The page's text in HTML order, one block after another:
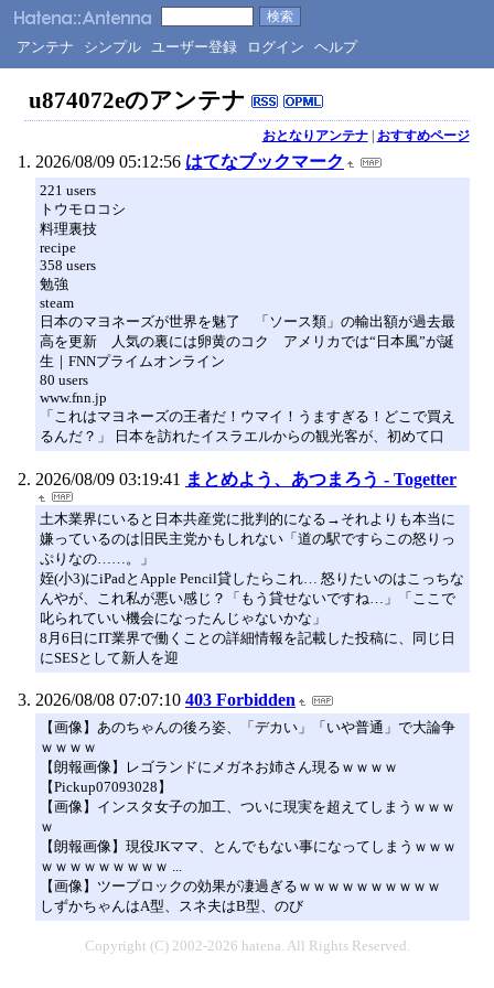
アンテナ シンプル ユーザー登録 ログイン ヘルプ
u874072eのアンテナ
おとなりアンテナ| おすすめページ
2026/08/09 05:12:56 はてなブックマーク
221 users
トウモロコシ
料理裏技
recipe
358 users
勉強
steam
日本のマヨネーズが世界を魅了 「ソース類」の輸出額が過去最
高を更新 人気の裏には卵黄のコク アメリカでは“日本風”が誕
生｜FNNプライムオンライン
80 users
www.fnn.jp
「これはマヨネーズの王者だ！ウマイ！うますぎる！どこで買え
るんだ？」 日本を訪れたイスラエルからの観光客が、初めて口
2026/08/09 03:19:41 まとめよう、あつまろう - Togetter
土木業界にいると日本共産党に批判的になる→それよりも本当に
嫌っているのは旧民主党かもしれない「道の駅ですらこの怒りっ
ぷりなの……。」
姪(小3)にiPadとApple Pencil貸したらこれ… 怒りたいのはこっちな
んやが、これ私が悪い感じ？「もう貸せないですね…」「ここで
叱られていい機会になったんじゃないかな」
8月6日にIT業界で働くことの詳細情報を記載した投稿に、同じ日
にSESとして新人を迎
2026/08/08 07:07:10 403 Forbidden
【画像】あのちゃんの後ろ姿、「デカい」「いや普通」で大論争
ｗｗｗｗ
【朗報画像】レゴランドにメガネお姉さん現るｗｗｗｗ
【Pickup07093028】
【画像】インスタ女子の加工、ついに現実を超えてしまうｗｗｗ
ｗ
【朗報画像】現役JKママ、とんでもない事になってしまうｗｗｗ
ｗｗｗｗｗｗｗｗｗ ...
【画像】ツーブロックの効果が凄過ぎるｗｗｗｗｗｗｗｗｗｗ
しずかちゃんはA型、スネ夫はB型、のび
Copyright (C) 2002-2026 hatena. All Rights Reserved.